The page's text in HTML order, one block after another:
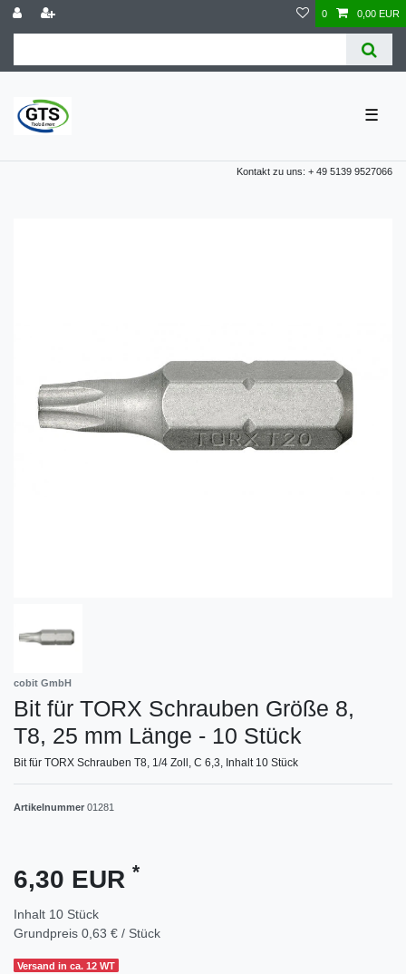
0 0,00 EUR
☰
Kontakt zu uns: + 49 5139 9527066
cobit GmbH
Bit für TORX Schrauben Größe 8,
T8, 25 mm Länge - 10 Stück
Bit für TORX Schrauben T8, 1/4 Zoll, C 6,3, Inhalt 10 Stück
Artikelnummer 01281
6,30 EUR *
Inhalt 10 Stück
Grundpreis 0,63 € / Stück
Versand in ca. 12 WT